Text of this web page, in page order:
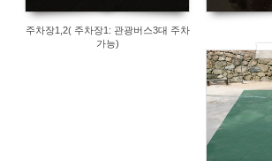
주차장1,2( 주차장1: 관광버스3대 주차
가능)